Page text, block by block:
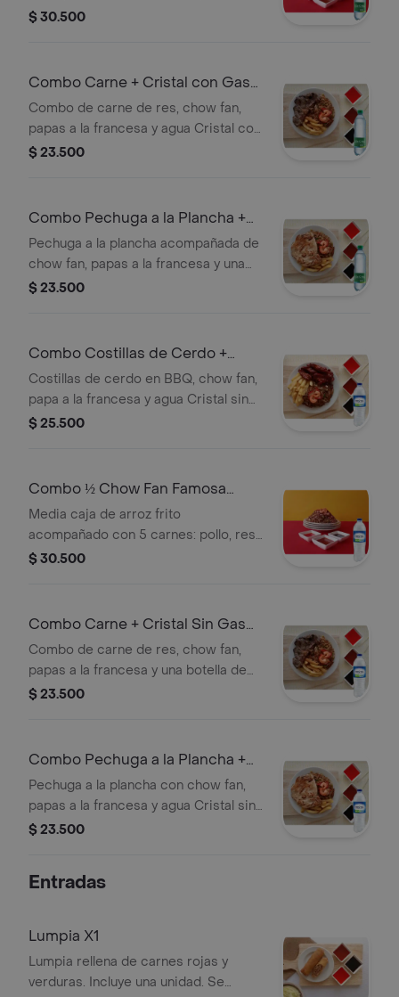
camarón, cerdo y huevo. + Agua
$ 30.500
Combo Carne + Cristal con Gas
600 ml
Combo de carne de res, chow fan,
papas a la francesa y agua Cristal con
gas de 600 ml.
$ 23.500
Combo Pechuga a la Plancha +
Cristal con Gas 600 ml
Pechuga a la plancha acompañada de
chow fan, papas a la francesa y una
botella de Cristal con gas de 600 ml.
$ 23.500
Combo Costillas de Cerdo +
Cristal Sin Gas 600 ml
Costillas de cerdo en BBQ, chow fan,
papa a la francesa y agua Cristal sin
gas 600 ml.
$ 25.500
Combo ½ Chow Fan Famosa
China + Cristal Sin Gas 600 ml
Media caja de arroz frito
acompañado con 5 carnes: pollo, res,
camarón, cerdo y huevo. + Agua
$ 30.500
Combo Carne + Cristal Sin Gas
600 ml
Combo de carne de res, chow fan,
papas a la francesa y una botella de
Cristal sin gas de 600 ml.
$ 23.500
Combo Pechuga a la Plancha +
Cristal Sin Gas 600 ml
Pechuga a la plancha con chow fan,
papas a la francesa y agua Cristal sin
gas de 600 ml.
$ 23.500
Entradas
Lumpia X1
Lumpia rellena de carnes rojas y
verduras. Incluye una unidad. Se